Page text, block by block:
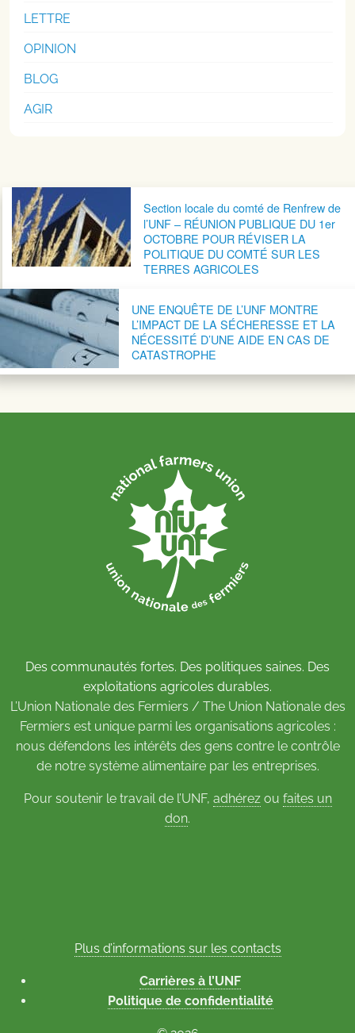
LETTRE
OPINION
BLOG
AGIR
Navigation postaleSection locale du comté de Renfrew de
l’UNF – RÉUNION PUBLIQUE DU 1er
OCTOBRE POUR RÉVISER LA
POLITIQUE DU COMTÉ SUR LES
TERRES AGRICOLES
UNE ENQUÊTE DE L’UNF MONTRE
L’IMPACT DE LA SÉCHERESSE ET LA
NÉCESSITÉ D’UNE AIDE EN CAS DE
CATASTROPHE
Des communautés fortes. Des politiques saines. Des
exploitations agricoles durables.
L’Union Nationale des Fermiers / The Union Nationale des
Fermiers est unique parmi les organisations agricoles :
nous défendons les intérêts des gens contre le contrôle
de notre système alimentaire par les entreprises.
Pour soutenir le travail de l’UNF, adhérezou faites un
don.
Plus d’informations sur les contacts
Carrières à l’UNF
Politique de confidentialité